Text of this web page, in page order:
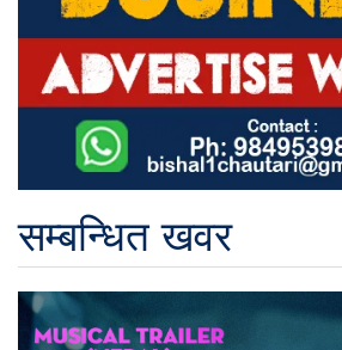
सम्बन्धित खवर